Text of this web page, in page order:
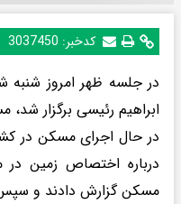
کدخبر: 3037450
در جلسه ظهر امروز
ابراهیم رئیسی برگزار
در حال اجرای مسکن در
درباره اختصاص زمین
مسکن گزارش دادند و سپس